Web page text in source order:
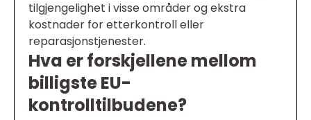
tilgjengelighet i visse områder og ekstra
kostnader for etterkontroll eller
reparasjonstjenester.
Hva er forskjellene mellom
billigste EU-
kontrolltilbudene?